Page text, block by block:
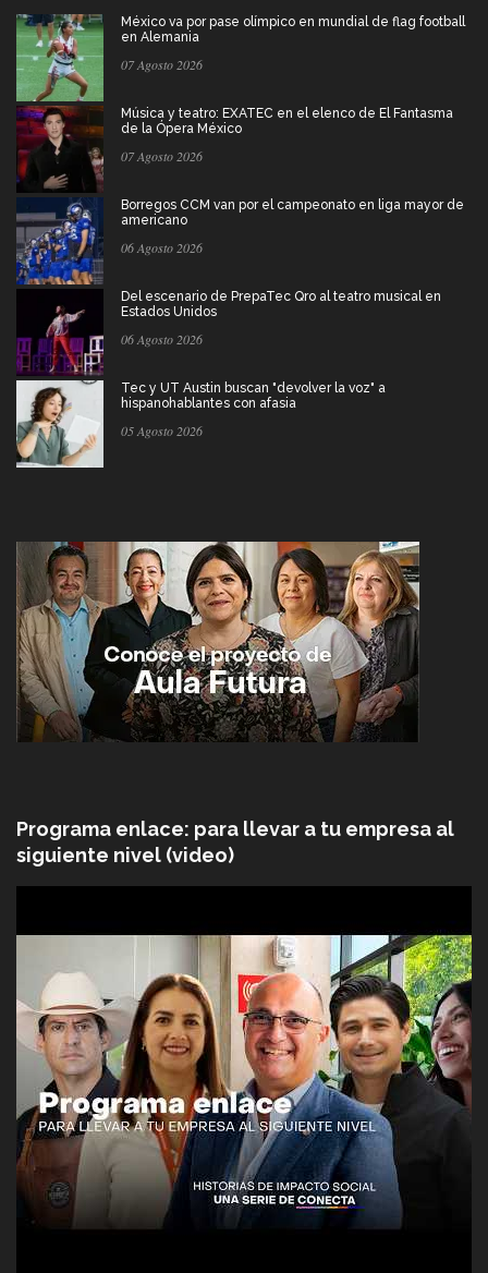
México va por pase olímpico en mundial de flag football
en Alemania
07 Agosto 2026
Música y teatro: EXATEC en el elenco de El Fantasma
de la Ópera México
07 Agosto 2026
Borregos CCM van por el campeonato en liga mayor de
americano
06 Agosto 2026
Del escenario de PrepaTec Qro al teatro musical en
Estados Unidos
06 Agosto 2026
Tec y UT Austin buscan "devolver la voz" a
hispanohablantes con afasia
05 Agosto 2026
Programa enlace: para llevar a tu empresa al
siguiente nivel (video)